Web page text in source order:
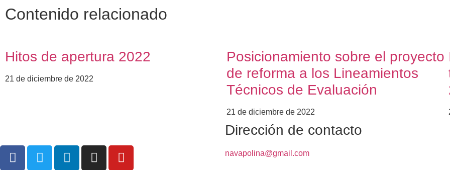
Contenido relacionado
Hitos de apertura 2022
21 de diciembre de 2022
Posicionamiento sobre el proyecto
de reforma a los Lineamientos
Técnicos de Evaluación
21 de diciembre de 2022
Dirección de contacto
navapolina@gmail.com